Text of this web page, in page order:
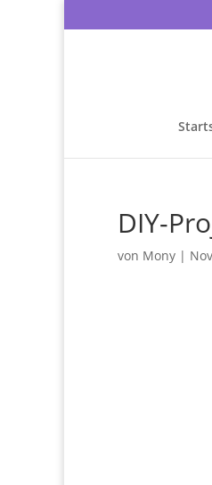
DIY-
von Mony |